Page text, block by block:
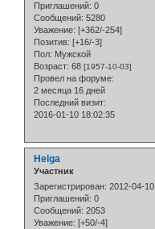
Приглашений: 0
Сообщений: 5280
Уважение: [+362/-254]
Позитив: [+16/-3]
Пол: Мужской
Возраст: 68 [1957-10-03]
Провел на форуме:
2 месяца 16 дней
Последний визит:
2016-01-10 18:02:35
Helga
Участник
Зарегистрирован: 2012-04-10
Приглашений: 0
Сообщений: 2053
Уважение: [+50/-4]